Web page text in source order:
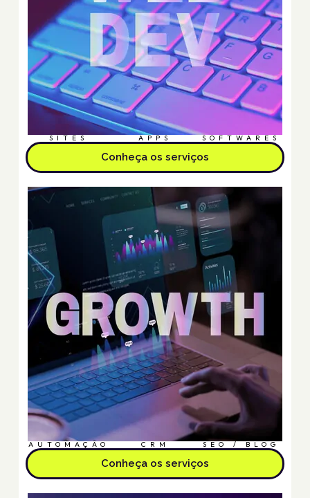
SITES APPS SOFTWARES
Conheça os serviços
AUTOMAÇÃO CRM SEO / BLOG
Conheça os serviços